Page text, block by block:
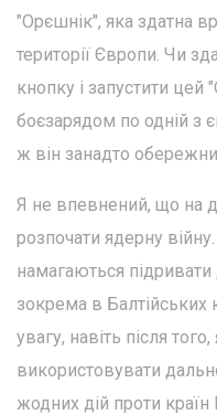
"Орєшнік", яка здатна
території Європи. Чи
кнопку і запустити цей
боєзарядом по одній з
ж він занадто
Я не впевнений, що на
розпочати ядерну
намагаються підривати
зокрема в Балтійських
увагу, навіть після
використовувати
жодних дій проти